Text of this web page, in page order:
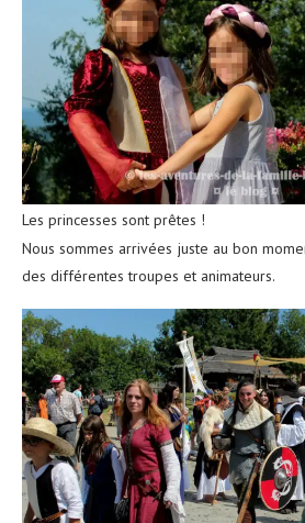
Les princesses sont prêtes !
Nous sommes arrivées juste au bon
des différentes troupes et animateurs.